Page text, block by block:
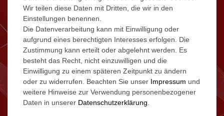
betätigen.
Überwachungs-Funktion
: die Monitor-Taste
schaltet das Kamerabild ein. Sowohl das
Bild an der Aussenstation wie auch die
Bilder von den anderen, an diesem System
angeschlossenen, Kameras können an der
Innenstation beobachtet werden.
Bildspeicherfunktion: automatsiche
Bildspeicherung vom Besucher wenn die
Wir teilen diese Daten mit Dritten, die wir in den
Einstellungen benennen.
Die Datenverarbeitung kann mit Einwilligung oder
aufgrund eines berechtigten Interesses erfolgen. Die
Zustimmung kann erteilt oder abgelehnt werden. Es
besteht das Recht, nicht einzuwilligen und die
Einwilligung zu einem späteren Zeitpunkt zu ändern
oder zu widerrufen. Beachten Sie unser Impressum und
weitere Hinweise zur Verwendung personenbezogener
Daten in unserer Daten­schutz­erklärung